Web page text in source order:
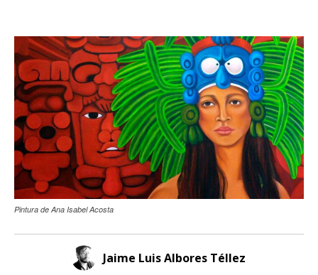
Pintura de Ana Isabel Acosta
Jaime Luis Albores Téllez